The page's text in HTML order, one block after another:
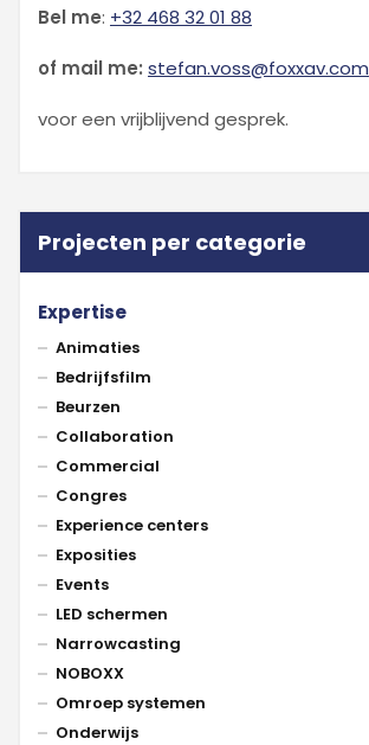
Bel me: +32 468 32 01 88
of mail me: stefan.voss@foxxav.com
voor een vrijblijvend gesprek.
Projecten per categorie
Expertise
Animaties
Bedrijfsfilm
Beurzen
Collaboration
Commercial
Congres
Experience centers
Exposities
Events
LED schermen
Narrowcasting
NOBOXX
Omroep systemen
Onderwijs